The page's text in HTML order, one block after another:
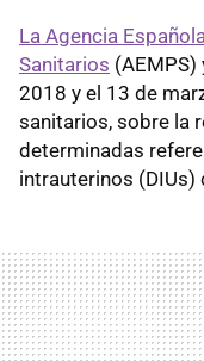
La Agencia
Sanitarios
2018 y el 13 de
sanitarios, sobre la
determinadas
intrauterinos (DIUs)